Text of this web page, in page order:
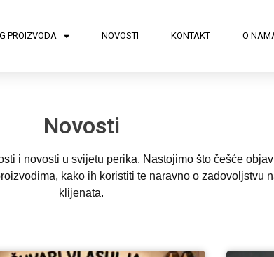
PROIZVODA NOVOSTI KONTAKT O
Novosti
i novosti u svijetu perika. Nastojimo što češće
kako ih koristiti te naravno o zadovoljstvu
klijenata.